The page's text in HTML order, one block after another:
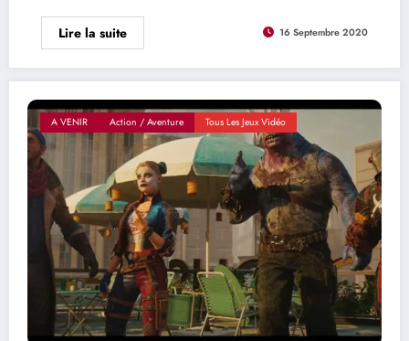
Lire la suite 16 Septembre 2020
A VENIR Action / Aventure Tous Les Jeux Vidéo